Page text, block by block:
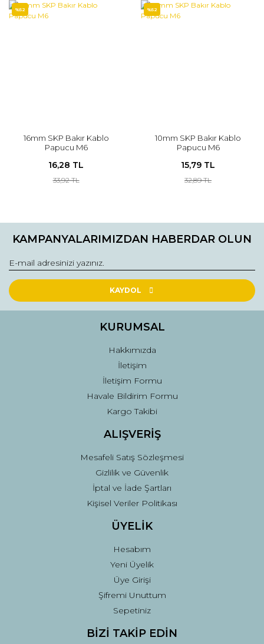
%52
16mm SKP Bakır Kablo
Papucu M6
16,28 TL
33,92 TL
%52
10mm SKP Bakır Kablo
Papucu M6
15,79 TL
32,89 TL
KAMPANYALARIMIZDAN HABERDAR OLUN
KAYDOL
KURUMSAL
Hakkımızda
İletişim
İletişim Formu
Havale Bildirim Formu
Kargo Takibi
ALIŞVERİŞ
Mesafeli Satış Sözleşmesi
Gizlilik ve Güvenlik
İptal ve İade Şartları
Kişisel Veriler Politikası
ÜYELİK
Hesabım
Yeni Üyelik
Üye Girişi
Şifremi Unuttum
Sepetiniz
BİZİ TAKİP EDİN